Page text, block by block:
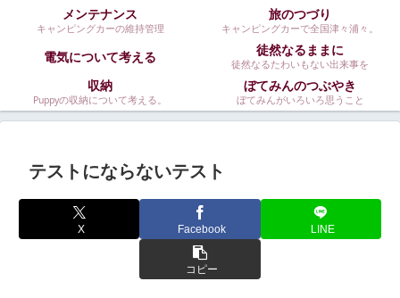
メンテナンス
キャンピングカーの維持管理
旅のつづり
キャンピングカーで全国津々浦々。
電気について考える 徒然なるままに
徒然なるたわいもない出来事を
収納
Puppyの収納について考える。
ぼてみんのつぶやき
ぼてみんがいろいろ思うこと
テストにならないテスト
X Facebook LINE
コピー